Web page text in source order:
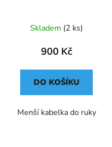
Skladem (2 ks)
900 Kč
DO KOŠÍKU
Menší kabelka do ruky